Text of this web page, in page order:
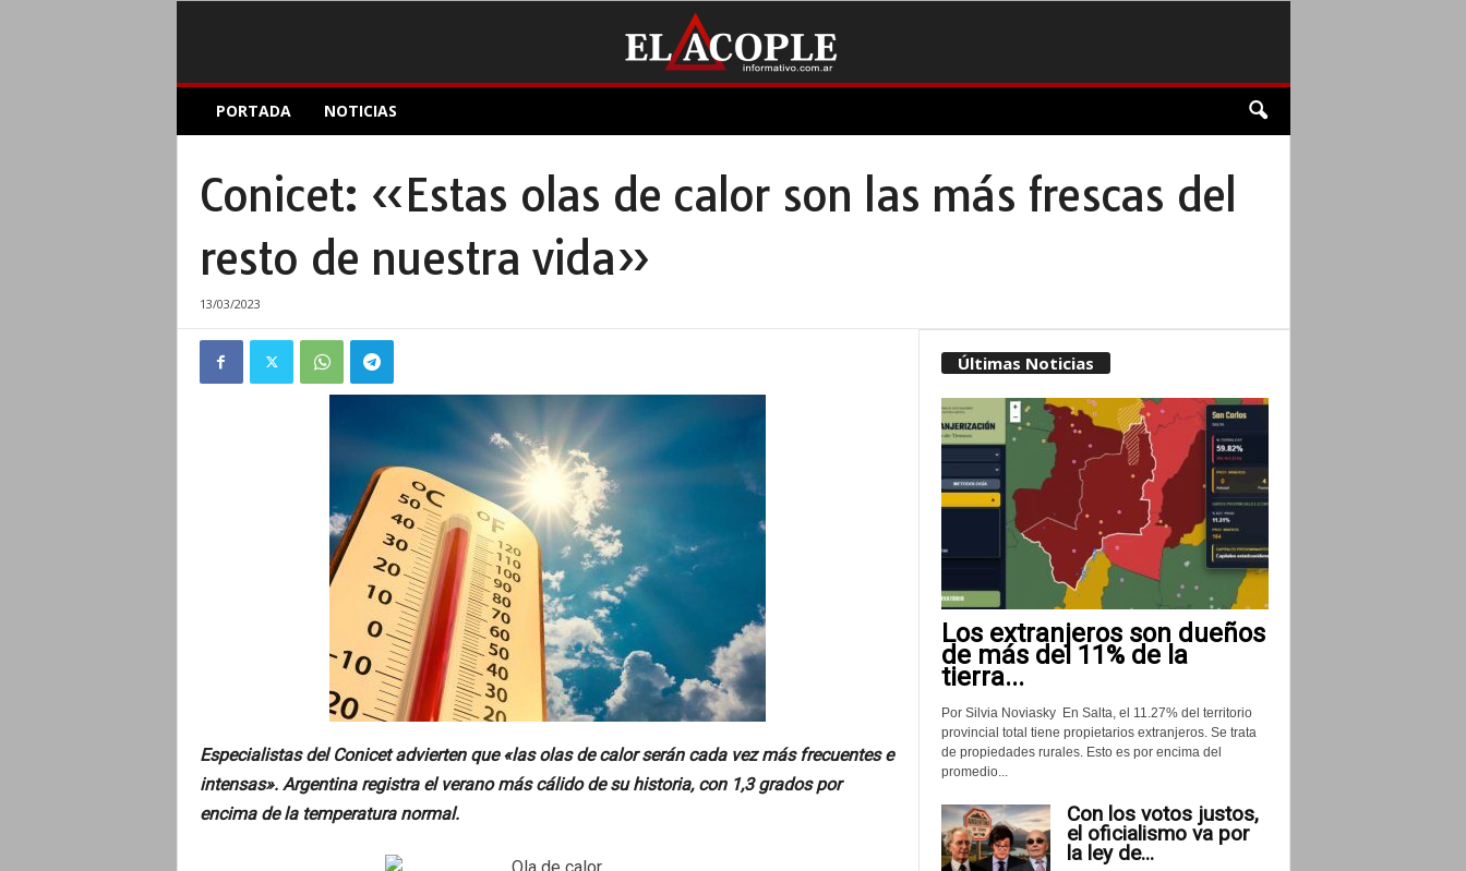
A
PORTADA NOTICIAS
Conicet: «Estas olas de calor son las más frescas del
resto de nuestra vida»
13/03/2023
Especialistas del Conicet advierten que «las olas de calor serán cada vez más frecuentes e
intensas». Argentina registra el verano más cálido de su historia, con 1,3 grados por
encima de la temperatura normal.
Últimas Noticias
Los extranjeros son dueños
de más del 11% de la
tierra...
Por Silvia Noviasky En Salta, el 11.27% del territorio
provincial total tiene propietarios extranjeros. Se trata
de propiedades rurales. Esto es por encima del
promedio...
Con los votos justos,
el oficialismo va por
la ley de...